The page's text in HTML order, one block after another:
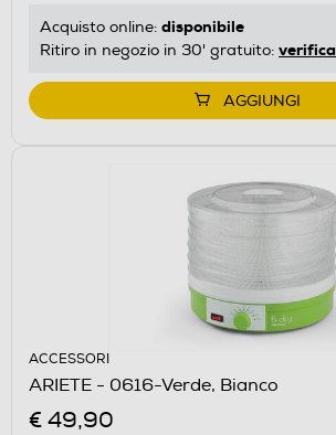
Acquisto online: disponibile
Ritiro in negozio in 30' gratuito: verifica
AGGIUNGI
ACCESSORI
ARIETE - 0616-Verde, Bianco
€ 49,90